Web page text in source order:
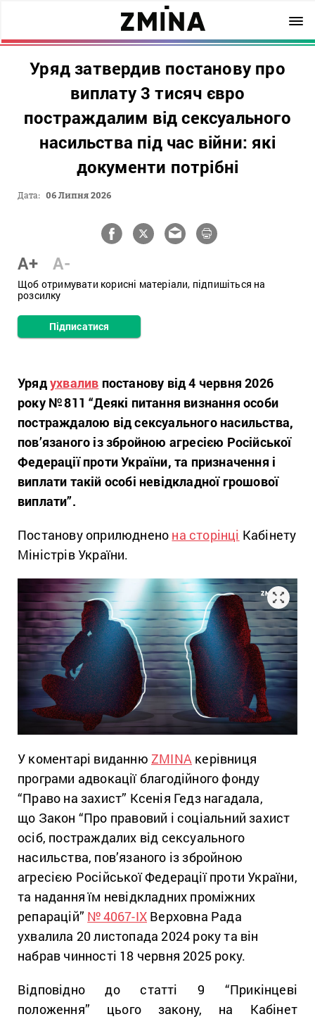
Уряд затвердив постанову про
виплату 3 тисяч євро
постраждалим від сексуального
насильства під час війни: які
документи потрібні
Дата: 06 Липня 2026
A+ A-
Щоб отримувати корисні матеріали, підпишіться на
розсилку
Підписатися
Урядухвалив постанову від 4 червня 2026
року № 811 “Деякі питання визнання особи
постраждалою від сексуального насильства,
пов’язаного із збройною агресією Російської
Федерації проти України, та призначення і
виплати такій особі невідкладної грошової
виплати”.
Постанову оприлюднено на сторінці Кабінету
Міністрів України.
У коментарі виданню ZMINA керівниця
програми адвокації благодійного фонду
“Право на захист” Ксенія Гедз нагадала,
що Закон “Про правовий і соціальний захист
осіб, постраждалих від сексуального
насильства, пов’язаного із збройною
агресією Російської Федерації проти України,
та надання їм невідкладних проміжних
репарацій” № 4067-IX Верховна Рада
ухвалила 20 листопада 2024 року та він
набрав чинності 18 червня 2025 року.
Відповідно до статті 9 “Прикінцеві
положення” цього закону, на Кабінет